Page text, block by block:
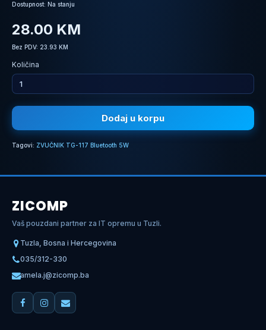
Dostupnost: Na stanju
28.00 KM
Bez PDV: 23.93 KM
Količina
Dodaj u korpu
Tagovi: ZVUČNIK TG-117 Bluetooth 5W
ZICOMP
Vaš pouzdani partner za IT opremu u Tuzli.
Tuzla, Bosna i Hercegovina
035/312-330
amela.j@zicomp.ba